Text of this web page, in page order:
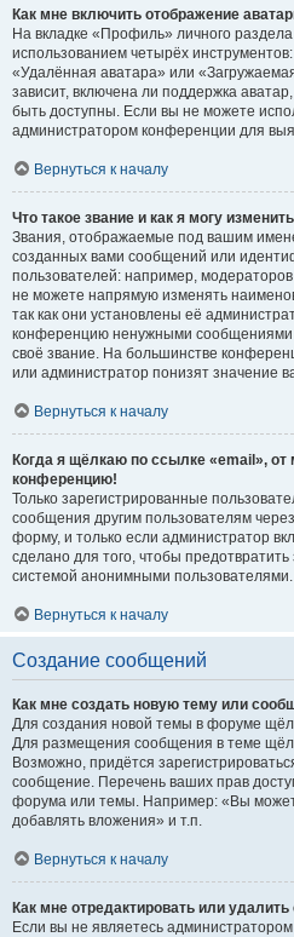
Как мне включить отображение
На вкладке «Профиль» личного
использованием четырёх
«Удалённая аватара» или
зависит, включена ли поддержка
быть доступны. Если вы не можете
администратором конференции для
Вернуться к началу
Что такое звание и как я могу
Звания, отображаемые под вашим
созданных вами сообщений или
пользователей: например,
не можете напрямую изменять
так как они установлены её
конференцию ненужными сообщениями
своё звание. На большинстве
или администратор понизят значение
Вернуться к началу
Когда я щёлкаю по ссылке «email», от
конференцию!
Только зарегистрированные
сообщения другим пользователям
форму, и только если администратор
сделано для того, чтобы
системой анонимными пользователями.
Вернуться к началу
Создание сообщений
Как мне создать новую тему или
Для создания новой темы в форуме
Для размещения сообщения в теме
Возможно, придётся
сообщение. Перечень ваших прав
форума или темы. Например: «Вы
добавлять вложения» и т.п.
Вернуться к началу
Как мне отредактировать или
Если вы не являетесь